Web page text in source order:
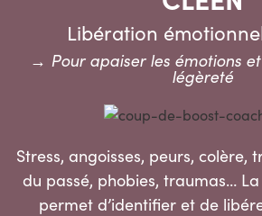
Libération
→ Pour apaiser les émotions
légèreté
Stress, angoisses, peurs, colère,
du passé, phobies, traumas… La
permet d’identifier et de